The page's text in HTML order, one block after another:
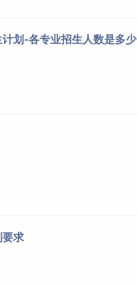
划-各专业招生人数是多少
求